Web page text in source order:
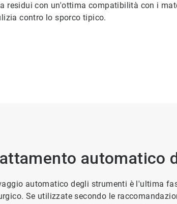
residui con un'ottima compatibilità con i
contro lo sporco tipico.
automatico
automatico degli strumenti è l'ultima
Se utilizzate secondo le